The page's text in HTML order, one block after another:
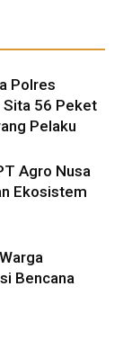
Polres
Sita 56 Peket
Pelaku
Agro Nusa
Ekosistem
Bencana